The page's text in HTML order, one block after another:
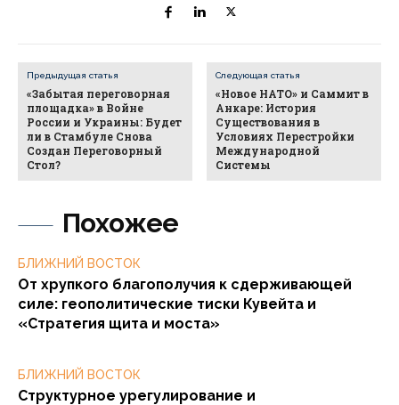
Похожее
БЛИЖНИЙ ВОСТОК
От хрупкого благополучия к сдерживающей
силе: геополитические тиски Кувейта и
«Стратегия щита и моста»
БЛИЖНИЙ ВОСТОК
Структурное урегулирование и
Предыдущая статья
«Забытая переговорная
площадка» в Войне
России и Украины: Будет
ли в Стамбуле Снова
Создан Переговорный
Стол?
Следующая статья
«Новое НАТО» и Саммит в
Анкаре: История
Существования в
Условиях Перестройки
Международной
Системы